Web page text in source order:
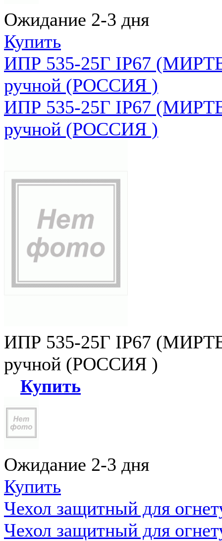
Ожидание 2-3 дня
Купить
ИПР 535-25Г IP67
ручной (РОССИЯ )
ИПР 535-25Г IP67
ручной (РОССИЯ )
ИПР 535-25Г IP67
ручной (РОССИЯ )
Купить
Ожидание 2-3 дня
Купить
Чехол защитный для
Чехол защитный для